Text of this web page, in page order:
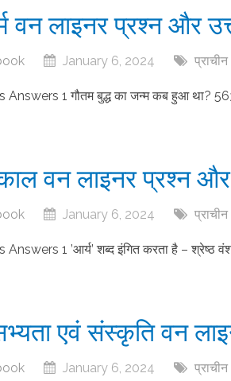
वन लाइनर प्रश्न और
January 6, 2024
1 गौतम बुद्ध का जन्म कब हुआ था? 563
वन लाइनर प्रश्न और
January 6, 2024
1 ’आर्य’ शब्द इंगित करता है – श्रेष्ठ
एवं संस्कृति वन
January 6, 2024